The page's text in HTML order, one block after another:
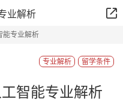
业解析
能专业解析
留学条件
专业解析
智能专业解析